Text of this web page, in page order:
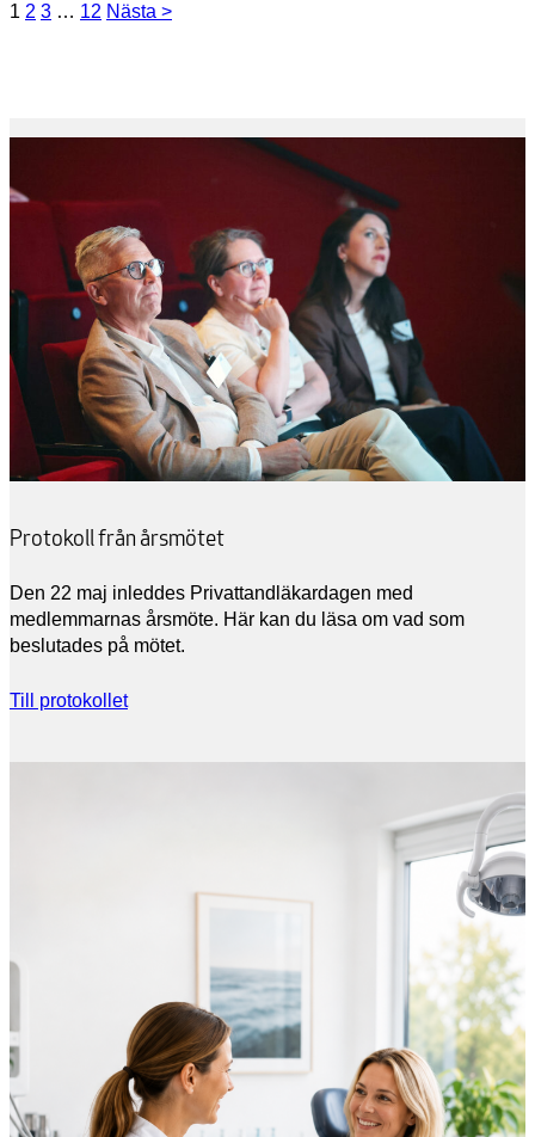
1 2 3 … 12 Nästa >
Protokoll från årsmötet
Den 22 maj inleddes Privattandläkardagen med
medlemmarnas årsmöte. Här kan du läsa om vad som
beslutades på mötet.
Till protokollet